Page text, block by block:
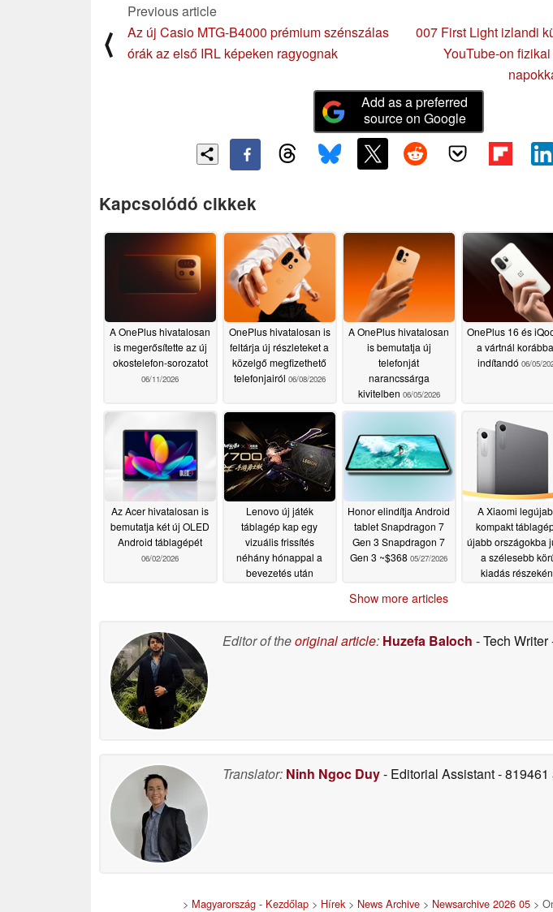
⟨
Previous article
Az új Casio MTG-B4000 prémium szénszálas
órák az első IRL képeken ragyognak
007 First Light izlandi
YouTube-on
Add as a preferred
source on Google
Kapcsolódó cikkek
A OnePlus hivatalosan
is megerősítette az új
okostelefon-sorozatot
06/11/2026
OnePlus hivatalosan is
feltárja új részleteket a
közelgő megfizethető
telefonjairól 06/08/2026
A OnePlus hivatalosan
is bemutatja új
telefonját
narancssárga
kivitelben 06/05/2026
OnePlus 16 és
a vártnál
indítandó 06/05/
Az Acer hivatalosan is
bemutatja két új OLED
Android táblagépét
06/02/2026
Lenovo új játék
táblagép kap egy
vizuális frissítés
néhány hónappal a
bevezetés után
Honor elindítja Android
tablet Snapdragon 7
Gen 3 Snapdragon 7
Gen 3 ~$368 05/27/2026
A Xiaomi
kompakt
újabb országokba
a szélesebb
kiadás
Show more articles
Editor of theoriginal article: Huzefa Baloch - Tech Writer
Translator: Ninh Ngoc Duy- Editorial Assistant-
> Magyarország - Kezdőlap> Hírek> News Archive> Newsarchive 2026 05>